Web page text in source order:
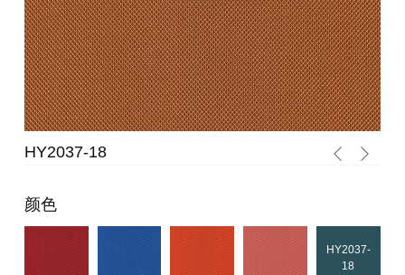
HY2037-18
颜色
HY2037-
18